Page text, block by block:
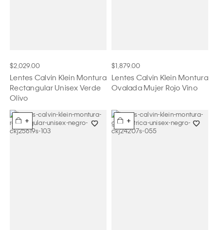
$2,029.00
Lentes Calvin Klein Montura
Rectangular Unisex Verde
Olivo
$1,879.00
Lentes Calvin Klein Montura
Ovalada Mujer Rojo Vino
+ +